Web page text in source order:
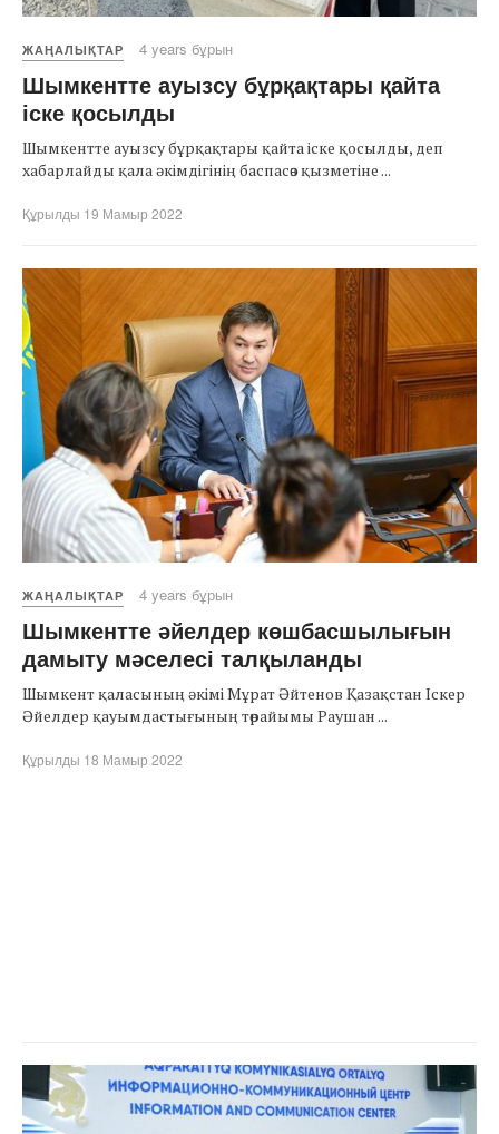
ЖАҢАЛЫҚТАР 4 years бұрын
Шымкентте ауызсу бұрқақтары қайта
іске қосылды
Шымкентте ауызсу бұрқақтары қайта іске қосылды, деп
хабарлайды қала әкімдігінің баспасөз қызметіне ...
Құрылды 19 Мамыр 2022
ЖАҢАЛЫҚТАР 4 years бұрын
Шымкентте әйелдер көшбасшылығын
дамыту мәселесі талқыланды
Шымкент қаласының әкімі Мұрат Әйтенов Қазақстан Іскер
Әйелдер қауымдастығының төрайымы Раушан ...
Құрылды 18 Мамыр 2022